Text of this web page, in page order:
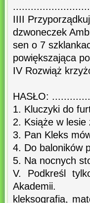
IIII
dzwoneczek
sen o 7
powiększająca
IV Rozwiąż
HASŁO:
1. Kluczyki do
2. Książe w lesie
3. Pan Kleks
4. Do baloników
5. Na nocnych
V. Podkreśl
Akademii.
kleksografia,